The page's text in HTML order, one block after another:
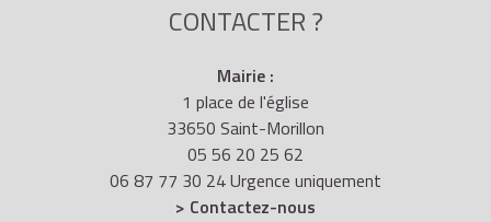
CONTACTER ?
Mairie :
1 place de l'église
33650 Saint-Morillon
05 56 20 25 62
06 87 77 30 24 Urgence uniquement
> Contactez-nous